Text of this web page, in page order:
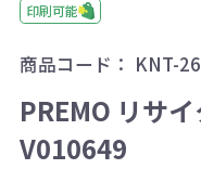
印刷可能
商品コード： KNT-
PREMO リサ
V010649